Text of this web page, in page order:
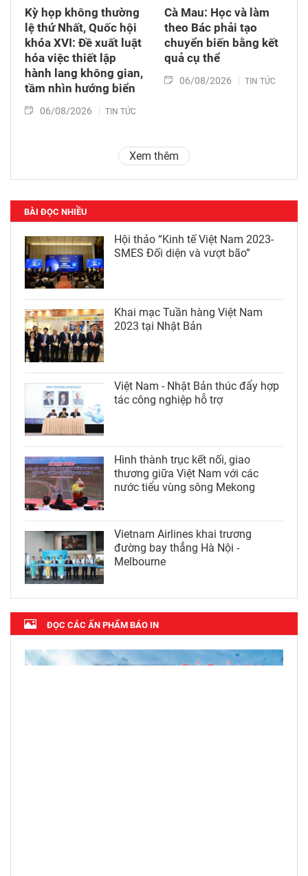
Kỳ họp không thường
lệ thứ Nhất, Quốc hội
khóa XVI: Đề xuất luật
hóa việc thiết lập
hành lang không gian,
tầm nhìn hướng biển
06/08/2026 TIN TỨC
Cà Mau: Học và làm
theo Bác phải tạo
chuyển biến bằng kết
quả cụ thể
06/08/2026 TIN TỨC
Xem thêm
BÀI ĐỌC NHIỀU
Hội thảo “Kinh tế Việt Nam 2023-
SMES Đối diện và vượt bão”
Khai mạc Tuần hàng Việt Nam
2023 tại Nhật Bản
Việt Nam - Nhật Bản thúc đẩy hợp
tác công nghiệp hỗ trợ
Hình thành trục kết nối, giao
thương giữa Việt Nam với các
nước tiểu vùng sông Mekong
Vietnam Airlines khai trương
đường bay thẳng Hà Nội -
Melbourne
ĐỌC CÁC ẤN PHẨM BÁO IN